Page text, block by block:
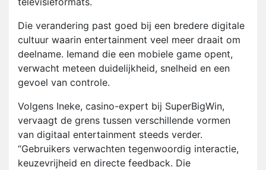
Die verandering past goed bij een bredere digitale
cultuur waarin entertainment veel meer draait om
deelname. Iemand die een mobiele game opent,
verwacht meteen duidelijkheid, snelheid en een
gevoel van controle.
Volgens Ineke, casino-expert bij SuperBigWin,
vervaagt de grens tussen verschillende vormen
van digitaal entertainment steeds verder.
“Gebruikers verwachten tegenwoordig interactie,
keuzevrijheid en directe feedback. Die